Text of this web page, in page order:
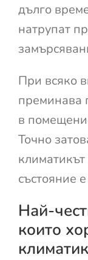
дълго
натрупат
При всяко
преминава
в
Точно
състояние
Най-
които